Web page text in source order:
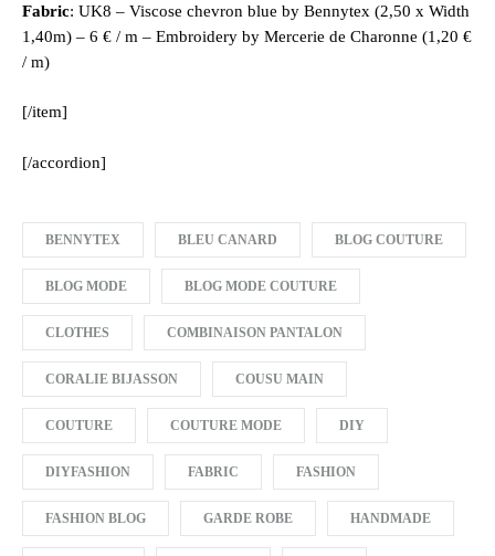
Fabric: UK8 – Viscose chevron blue by Bennytex (2,50 x Width
1,40m) – 6 € / m – Embroidery by Mercerie de Charonne (1,20 €
/ m)
[/item]
[/accordion]
BENNYTEX BLEU CANARD BLOG COUTURE
BLOG MODE BLOG MODE COUTURE
CLOTHES COMBINAISON PANTALON
CORALIE BIJASSON COUSU MAIN
COUTURE COUTURE MODE DIY
DIYFASHION FABRIC FASHION
FASHION BLOG GARDE ROBE HANDMADE